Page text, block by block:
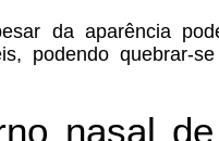
da aparência
podendo quebrar-
nasal